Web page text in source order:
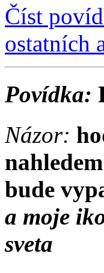
Číst
ostatních
Povídka:
Názor:
bude
a moje
sveta